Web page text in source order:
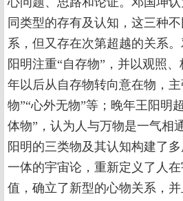
同类型的存有及认知，这三种
系，但又存在次第超越的关系
阳明注重“自存物”，并以观照
年以后从自存物转向意在物，
物”“心外无物”等；晚年王阳明
体物”，认为人与万物是一气相
阳明的三类物及其认知构建了
一体的宇宙论，重新定义了人
值，确立了新型的心物关系，